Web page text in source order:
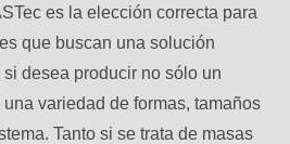
es la elección correcta para
que buscan una solución
desea producir no sólo un
variedad de formas, tamaños
Tanto si se trata de masas